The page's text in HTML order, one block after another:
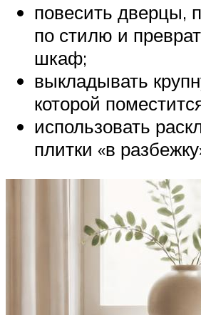
повесить дверцы,
по стилю и
шкаф;
выкладывать
которой
использовать
плитки «в